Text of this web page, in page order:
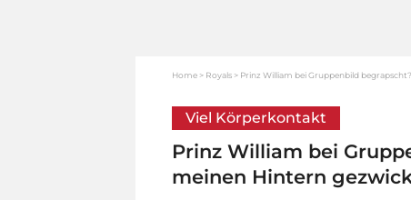
Home Royals Prinz William bei Gruppenbild
Viel Körperkontakt
Prinz William bei
meinen Hintern